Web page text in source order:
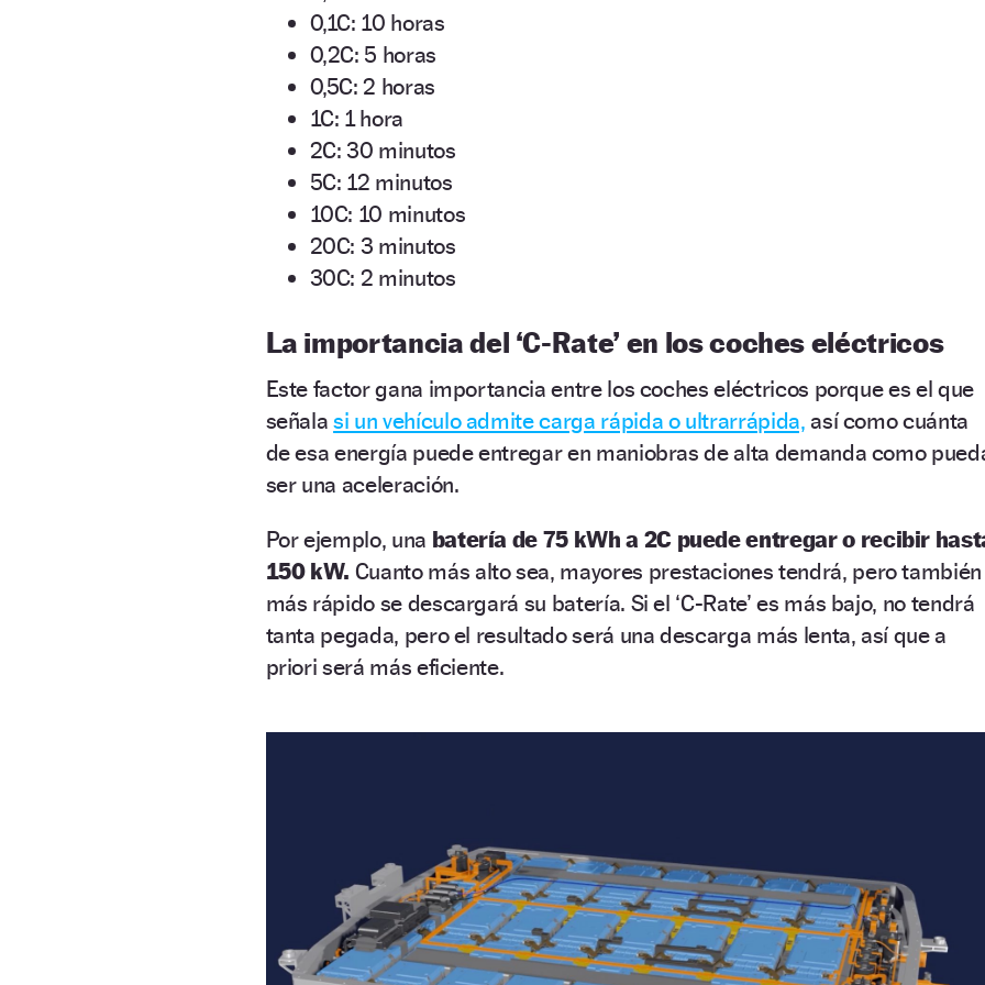
0,1C: 10 horas
0,2C: 5 horas
0,5C: 2 horas
1C: 1 hora
2C: 30 minutos
5C: 12 minutos
10C: 10 minutos
20C: 3 minutos
30C: 2 minutos
La importancia del ‘C-Rate’ en los coches eléctricos
Este factor gana importancia entre los coches eléctricos porque es el que
señalasi un vehículo admite carga rápida o ultrarrápida, así como cuánta
de esa energía puede entregar en maniobras de alta demanda como
ser una aceleración.
Por ejemplo, una batería de 75 kWh a 2C puede entregar o recibir
150 kW. Cuanto más alto sea, mayores prestaciones tendrá, pero también
más rápido se descargará su batería. Si el ‘C-Rate’ es más bajo, no tendrá
tanta pegada, pero el resultado será una descarga más lenta, así que a
priori será más eficiente.